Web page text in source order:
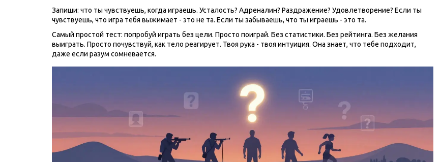
Запиши: что ты чувствуешь, когда играешь. Усталость? Адреналин? Раздражение? Удовлетворение? Если ты
чувствуешь, что игра тебя выжимает - это не та. Если ты забываешь, что ты играешь - это та.
Самый простой тест: попробуй играть без цели. Просто поиграй. Без статистики. Без рейтинга. Без желания
выиграть. Просто почувствуй, как тело реагирует. Твоя рука - твоя интуиция. Она знает, что тебе подходит,
даже если разум сомневается.